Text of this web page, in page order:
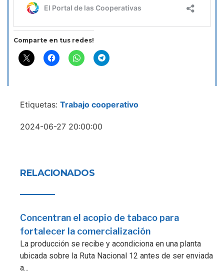
Comparte en tus redes!
Etiquetas: Trabajo cooperativo
2024-06-27 20:00:00
RELACIONADOS
Concentran el acopio de tabaco para
fortalecer la comercialización
La producción se recibe y acondiciona en una planta
ubicada sobre la Ruta Nacional 12 antes de ser enviada
a...